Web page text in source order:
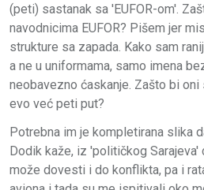
(peti) sastanak sa 'EUFOR-om'.
navodnicima EUFOR? Pišem jer
strukture sa zapada. Kako sam
a ne u uniformama, samo imena
neobavezno ćaskanje. Zašto bi
evo već peti put?
Potrebna im je kompletirana slika
Dodik kaže, iz 'političkog Sarajeva'
može dovesti i do konflikta, pa i